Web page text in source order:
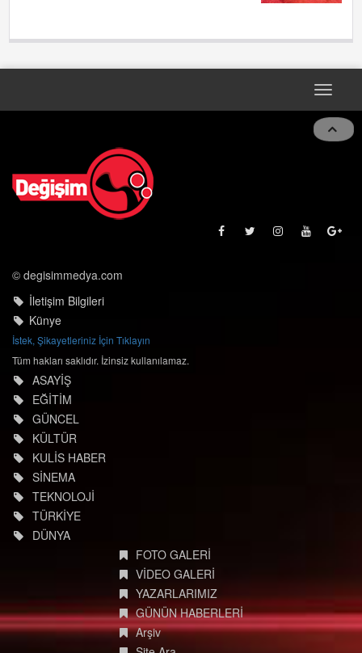
Toggle
© degisimmedya.com
İletişim Bilgileri
Künye
İstek, Şikayetleriniz İçin Tıklayın
Tüm hakları saklıdır. İzinsiz kullanılamaz.
ASAYİŞ
EĞİTİM
GÜNCEL
KÜLTÜR
KULİS HABER
SİNEMA
TEKNOLOJİ
TÜRKİYE
DÜNYA
FOTO GALERİ
VİDEO GALERİ
YAZARLARIMIZ
GÜNÜN HABERLERİ
Arşiv